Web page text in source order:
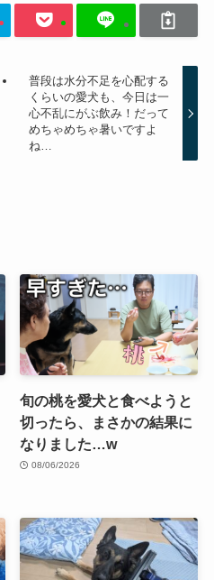
普段は水分不足を心配する
くらいの愛犬も、今日は一
心不乱にがぶ飲み！だって
めちゃめちゃ暑いですよ
ね…
旬の桃を愛犬と食べようと
切ったら、まさかの結果に
なりました…w
08/06/2026